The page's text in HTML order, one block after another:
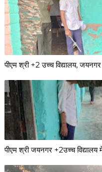
पीएम श्री +2 उच्च विद्यालय,
पीएम श्री जयनगर +2उच्च विद्यालय